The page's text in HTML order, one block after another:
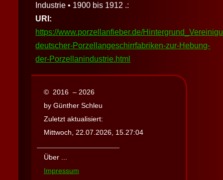
Industrie • 1900 bis 1912 .:
URI:
https://www.porzellanfieber.de/
deutscher-Porzellangeschirrfabriken-zur-Hebung-
der-Porzellanindustrie.html
© 2016 – 2026
by Günther Schleu
Zuletzt aktualisiert:
Mittwoch, 22.07.2026, 15.27:04
Über ...
Impressum